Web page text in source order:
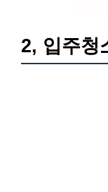
2, 입주청